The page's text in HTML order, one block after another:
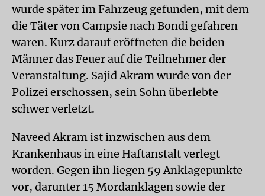
wurde später im Fahrzeug gefunden, mit dem
die Täter von Campsie nach Bondi gefahren
waren. Kurz darauf eröffneten die beiden
Männer das Feuer auf die Teilnehmer der
Veranstaltung. Sajid Akram wurde von der
Polizei erschossen, sein Sohn überlebte
schwer verletzt.
Naveed Akram ist inzwischen aus dem
Krankenhaus in eine Haftanstalt verlegt
worden. Gegen ihn liegen 59 Anklagepunkte
vor, darunter 15 Mordanklagen sowie der